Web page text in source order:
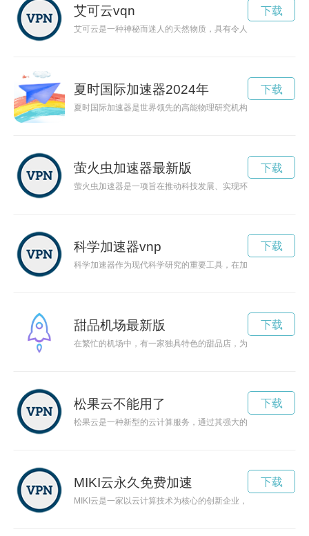
艾可云vqn
艾可云是一种神秘而迷人的天然物质，具有令人着迷的外表和
下载
夏时国际加速器2024年
夏时国际加速器是世界领先的高能物理研究机构，致力于探索
下载
萤火虫加速器最新版
萤火虫加速器是一项旨在推动科技发展、实现环境保护的创新
下载
科学加速器vnp
科学加速器作为现代科学研究的重要工具，在加速粒子的同时
下载
甜品机场最新版
在繁忙的机场中，有一家独具特色的甜品店，为旅客提供各种
下载
松果云不能用了
松果云是一种新型的云计算服务，通过其强大的数据共享功能
下载
MIKI云永久免费加速
MIKI云是一家以云计算技术为核心的创新企业，致力于为各行
下载